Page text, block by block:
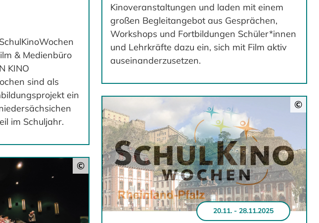
Kinoveranstaltungen und laden mit einem
großen Begleitangebot aus Gesprächen,
Workshops und Fortbildungen Schüler*innen
und Lehrkräfte dazu ein, sich mit Film aktiv
auseinanderzusetzen.
& Medienbüro
KINO
sind als
ein
im Schuljahr.
©
20.11. - 28.11.2025
©